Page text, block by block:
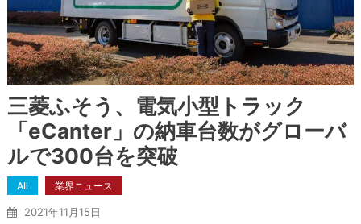
三菱ふそう、電気小型トラック
「eCanter」の納車台数がグローバ
ルで300台を突破
All 業界ニュース
2021年11月15日